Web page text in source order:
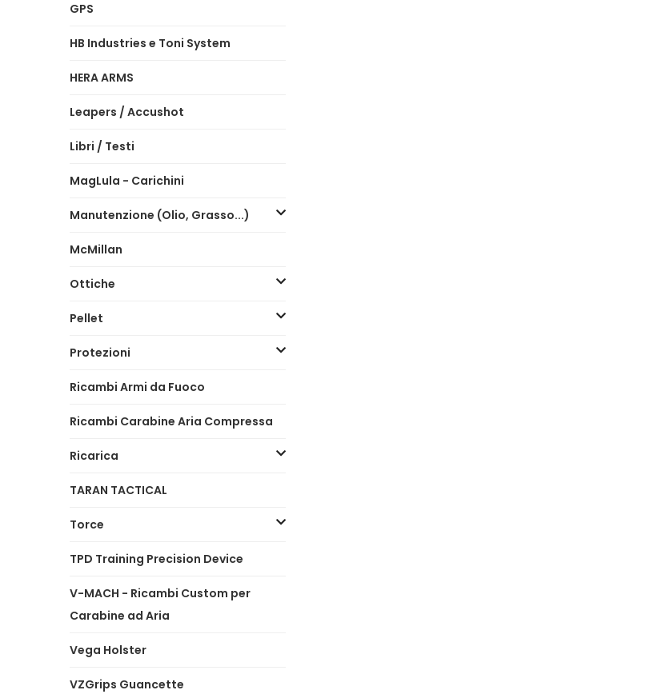
GPS
HB Industries e Toni System
HERA ARMS
Leapers / Accushot
Libri / Testi
MagLula - Carichini
Manutenzione (Olio, Grasso...)
McMillan
Ottiche
Pellet
Protezioni
Ricambi Armi da Fuoco
Ricambi Carabine Aria Compressa
Ricarica
TARAN TACTICAL
Torce
TPD Training Precision Device
V-MACH - Ricambi Custom per
Carabine ad Aria
Vega Holster
VZGrips Guancette